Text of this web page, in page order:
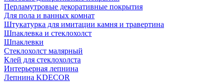
Перламутровые декоративные покрытия
Для пола и ванных комнат
Штукатурка для имитации камня и травертина
Шпаклевка и стеклохолст
Шпаклевки
Стеклохолст малярный
Клей для стеклохолста
Интерьерная лепнина
Лепнина KDECOR